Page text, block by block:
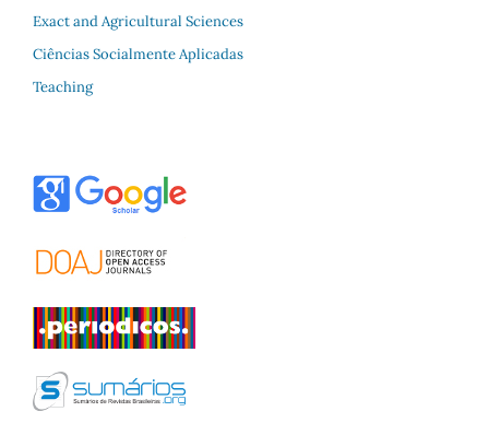
Exact and Agricultural Sciences
Ciências Socialmente Aplicadas
Teaching